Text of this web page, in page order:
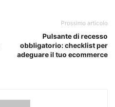
Prossimo articolo
Pulsante di recesso
obbligatorio: checklist per
adeguare il tuo ecommerce